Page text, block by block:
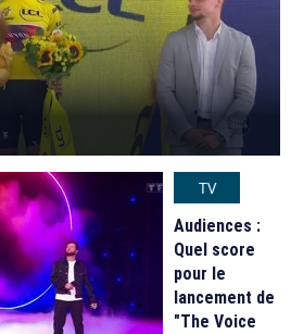
TV
Audiences :
Quel score
pour le
lancement de
"The Voice